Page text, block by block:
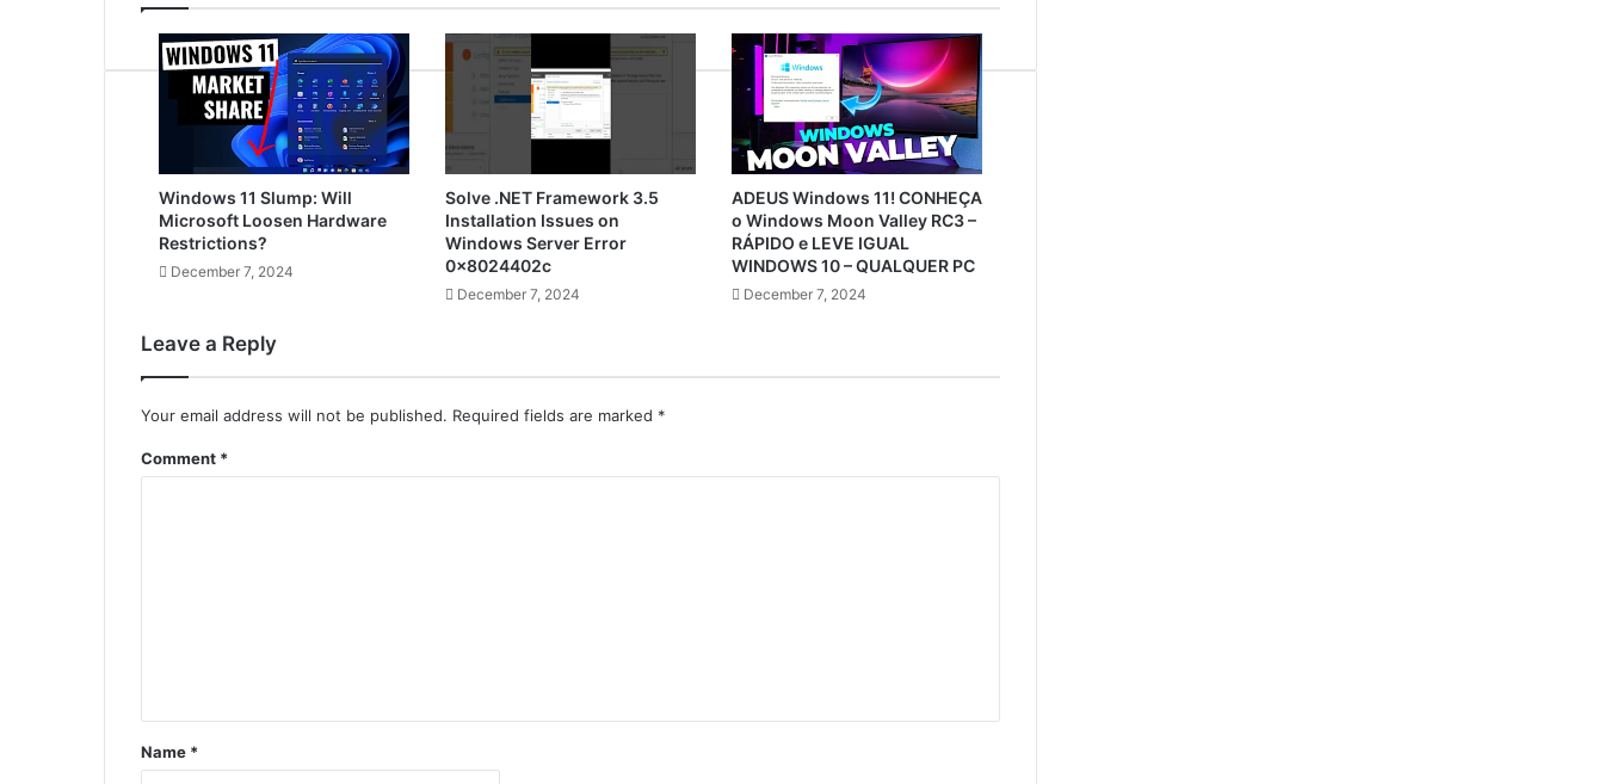
Windows 11 Slump: Will
Microsoft Loosen Hardware
Restrictions?
December 7, 2024
Solve .NET Framework 3.5
Installation Issues on
Windows Server Error
0x8024402c
December 7, 2024
ADEUS Windows 11! CONHEÇA
o Windows Moon Valley RC3 –
RÁPIDO e LEVE IGUAL
WINDOWS 10 – QUALQUER PC
December 7, 2024
Leave a Reply
Your email address will not be published. Required fields are marked *
Comment *
Name *